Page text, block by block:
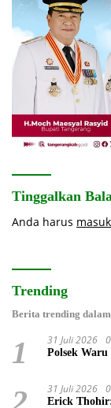
Tinggalkan
Anda harus masuk
Trending
Berita trending
1 31 Juli 2026
Polsek
31 Juli 2026
Erick